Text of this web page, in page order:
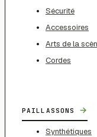
Sécurité
Accessoires
Arts de la
Cordes
PAILLASSONS →
Synthétiques